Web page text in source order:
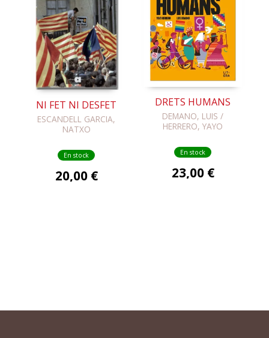
NI FET NI DESFET
ESCANDELL GARCIA,
NATXO
En stock
20,00 €
DRETS HUMANS
DEMANO, LUIS /
HERRERO, YAYO
En stock
23,00 €